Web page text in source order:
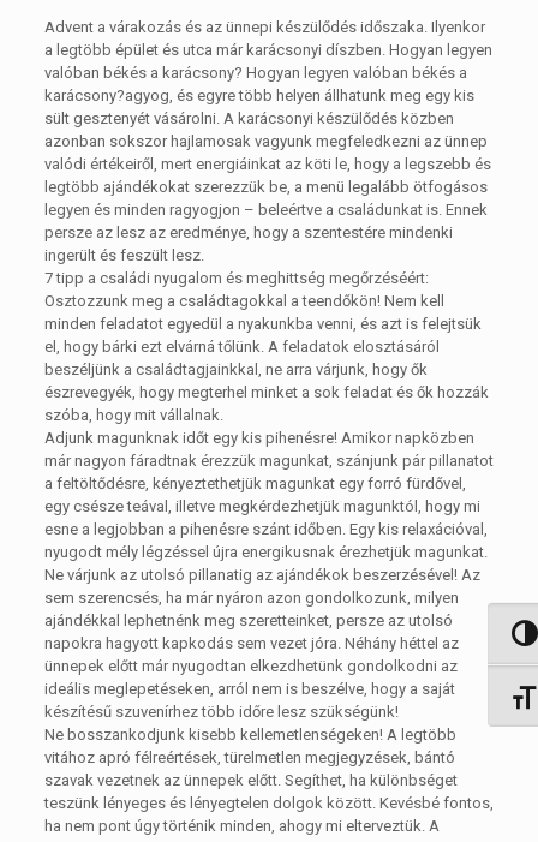
Advent a várakozás és az ünnepi készülődés időszaka. Ilyenkor
a legtöbb épület és utca már karácsonyi díszben. Hogyan legyen
valóban békés a karácsony? Hogyan legyen valóban békés a
karácsony?agyog, és egyre több helyen állhatunk meg egy kis
sült gesztenyét vásárolni. A karácsonyi készülődés közben
azonban sokszor hajlamosak vagyunk megfeledkezni az ünnep
valódi értékeiről, mert energiáinkat az köti le, hogy a legszebb és
legtöbb ajándékokat szerezzük be, a menü legalább ötfogásos
legyen és minden ragyogjon – beleértve a családunkat is. Ennek
persze az lesz az eredménye, hogy a szentestére mindenki
ingerült és feszült lesz.
7 tipp a családi nyugalom és meghittség megőrzéséért:
Osztozzunk meg a családtagokkal a teendőkön! Nem kell
minden feladatot egyedül a nyakunkba venni, és azt is felejtsük
el, hogy bárki ezt elvárná tőlünk. A feladatok elosztásáról
beszéljünk a családtagjainkkal, ne arra várjunk, hogy ők
észrevegyék, hogy megterhel minket a sok feladat és ők hozzák
szóba, hogy mit vállalnak.
Adjunk magunknak időt egy kis pihenésre! Amikor napközben
már nagyon fáradtnak érezzük magunkat, szánjunk pár pillanatot
a feltöltődésre, kényeztethetjük magunkat egy forró fürdővel,
egy csésze teával, illetve megkérdezhetjük magunktól, hogy mi
esne a legjobban a pihenésre szánt időben. Egy kis relaxációval,
nyugodt mély légzéssel újra energikusnak érezhetjük magunkat.
Ne várjunk az utolsó pillanatig az ajándékok beszerzésével! Az
sem szerencsés, ha már nyáron azon gondolkozunk, milyen
ajándékkal lephetnénk meg szeretteinket, persze az utolsó
napokra hagyott kapkodás sem vezet jóra. Néhány héttel az
ünnepek előtt már nyugodtan elkezdhetünk gondolkodni az
ideális meglepetéseken, arról nem is beszélve, hogy a saját
készítésű szuvenírhez több időre lesz szükségünk!
Ne bosszankodjunk kisebb kellemetlenségeken! A legtöbb
vitához apró félreértések, türelmetlen megjegyzések, bántó
szavak vezetnek az ünnepek előtt. Segíthet, ha különbséget
teszünk lényeges és lényegtelen dolgok között. Kevésbé fontos,
ha nem pont úgy történik minden, ahogy mi elterveztük. A